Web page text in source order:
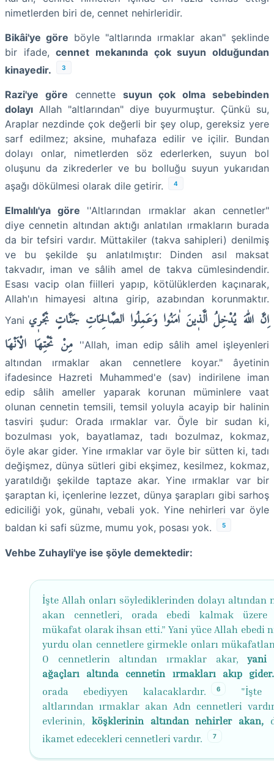
nimetlerden biri de, cennet nehirleridir.
Bikâi'ye göre böyle "altlarında ırmaklar akan" şeklinde
bir ifade,cennet mekanında çok suyun olduğundan
kinayedir.
3
Razi'ye göre cennette suyun çok olma sebebinden
dolayı Allah "altlarından" diye buyurmuştur. Çünkü su,
Araplar nezdinde çok değerli bir şey olup, gereksiz yere
sarf edilmez; aksine, muhafaza edilir ve içilir. Bundan
dolayı onlar, nimetlerden söz ederlerken, suyun bol
oluşunu da zikrederler ve bu bolluğu suyun yukarıdan
aşağı dökülmesi olarak dile getirir.
4
Elmalılı'ya göre ''Altlarından ırmaklar akan cennetler"
diye cennetin altından aktığı anlatılan ırmakların burada
da bir tefsiri vardır. Müttakiler (takva sahipleri) denilmiş
ve bu şekilde şu anlatılmıştır: Dinden asıl maksat
takvadır, iman ve sâlih amel de takva cümlesindendir.
Esası vacip olan fiilleri yapıp, kötülüklerden kaçınarak,
Allah'ın himayesi altına girip, azabından korunmaktır.
Yani اِنَّ اللّٰهَ يُدْخِلُ الَّذ۪ينَ اٰمَنُوا وَعَمِلُوا الصَّالِحَاتِ جَنَّاتٍ تَجْر۪ي
مِنْ تَحْتِهَا الْاَنْهَا ''Allah, iman edip sâlih amel işleyenleri
altından ırmaklar akan cennetlere koyar." âyetinin
ifadesince Hazreti Muhammed'e (sav) indirilene iman
edip sâlih ameller yaparak korunan müminlere vaat
olunan cennetin temsili, temsil yoluyla acayip bir halinin
tasviri şudur: Orada ırmaklar var. Öyle bir sudan ki,
bozulması yok, bayatlamaz, tadı bozulmaz, kokmaz,
öyle akar gider. Yine ırmaklar var öyle bir sütten ki, tadı
değişmez, dünya sütleri gibi ekşimez, kesilmez, kokmaz,
yaratıldığı şekilde taptaze akar. Yine ırmaklar var bir
şaraptan ki, içenlerine lezzet, dünya şarapları gibi sarhoş
ediciliği yok, günahı, vebali yok. Yine nehirleri var öyle
baldan ki safi süzme, mumu yok, posası yok.
5
Vehbe Zuhayli'ye ise şöyle demektedir:
İşte Allah onları söylediklerinden dolayı altından
akan cennetleri, orada ebedi kalmak üzere
mükafat olarak ihsan etti.” Yani yüce Allah ebedi
yurdu olan cennetlere girmekle onları
O cennetlerin altından ırmaklar akar,yani
ağaçları altında cennetin ırmakları akıp gider.
orada ebediyyen kalacaklardır.
6
"İşte
altlarından ırmaklar akan Adn cennetleri
evlerinin, köşklerinin altından nehirler akan,
ikamet edecekleri cennetleri vardır.
7